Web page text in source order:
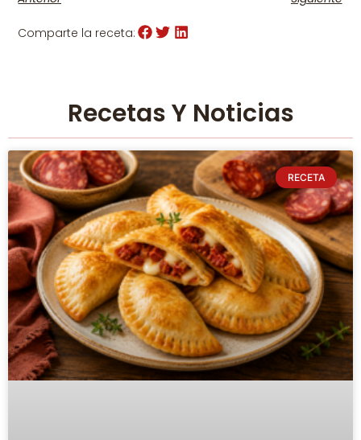
Comparte la receta:
Recetas Y Noticias
RECETA